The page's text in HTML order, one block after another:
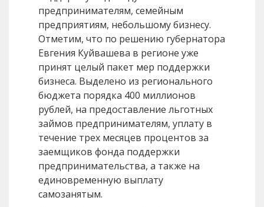
предпринимателям, семейным
предприятиям, небольшому бизнесу.
Отметим, что по решению губернатора
Евгения Куйвашева в регионе уже
принят целый пакет мер поддержки
бизнеса. Выделено из регионального
бюджета порядка 400 миллионов
рублей, на предоставление льготных
займов предпринимателям, уплату в
течение трех месяцев процентов за
заемщиков фонда поддержки
предпринимательства, а также на
единовременную выплату
самозанятым.